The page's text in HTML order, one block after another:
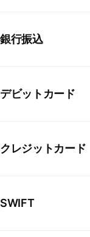
銀行振込
デビットカード
クレジットカード
SWIFT